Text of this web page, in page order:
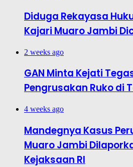
Diduga Rekayasa
Kajari Muaro Jambi
2 weeks ago
GAN Minta Kejati
Pengrusakan Ruko di
4 weeks ago
Mandegnya Kasus
Muaro Jambi
Kejaksaan RI